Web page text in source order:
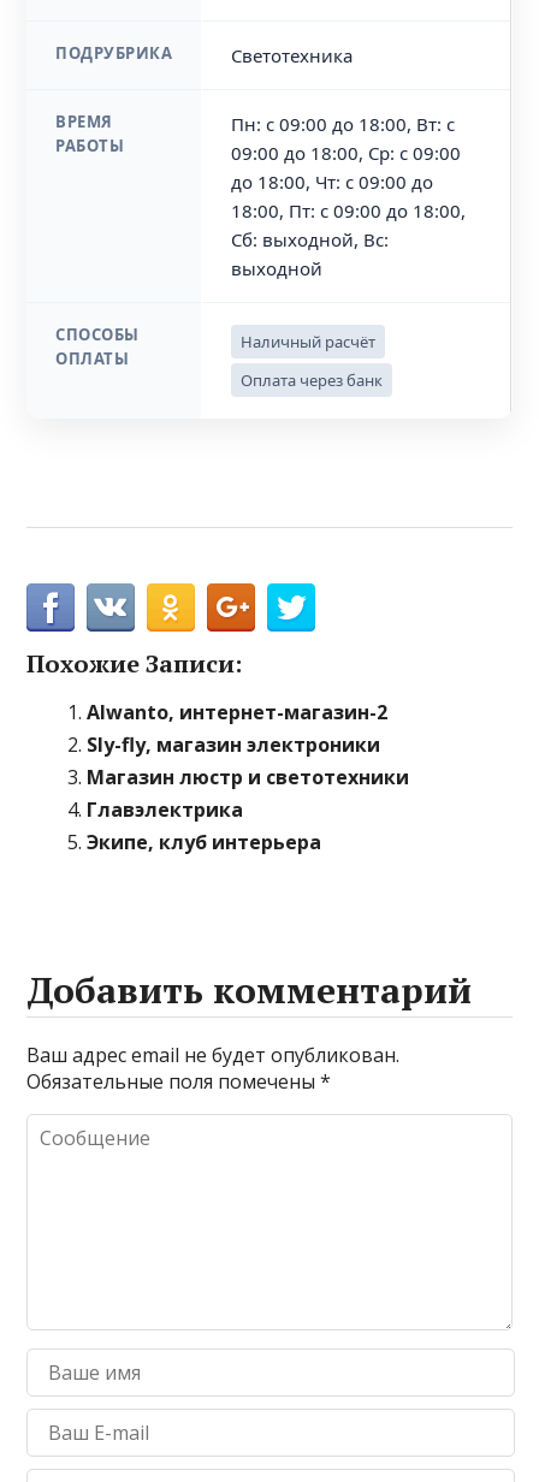
ПОДРУБРИКА Светотехника
ВРЕМЯ
РАБОТЫ
Пн: с 09:00 до 18:00, Вт: с
09:00 до 18:00, Ср: с 09:00
до 18:00, Чт: с 09:00 до
18:00, Пт: с 09:00 до 18:00,
Сб: выходной, Вс:
выходной
СПОСОБЫ
ОПЛАТЫ
Наличный расчёт
Оплата через банк
Похожие Записи:
Alwanto, интернет-магазин-2
Sly-fly, магазин электроники
Магазин люстр и светотехники
Главэлектрика
Экипе, клуб интерьера
Добавить комментарий
Ваш адрес email не будет опубликован.
Обязательные поля помечены*